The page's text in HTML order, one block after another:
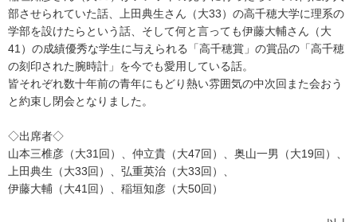
部させられていた話、上田典生さん（大33）の高千穂大学に理系の
学部を設けたらという話、そして何と言っても伊藤大輔さん（大
41）の成績優秀な学生に与えられる「高千穂賞」の賞品の「高千穂
の刻印された腕時計」を今でも愛用している話。
皆それぞれ数十年前の青年にもどり熱い雰囲気の中次回また会おう
と約束し閉会となりました。
◇出席者◇
山本三椎彦（大31回）、仲立貴（大47回）、奥山一男（大19回）、
上田典生（大33回）、弘重英治（大33回）、
伊藤大輔（大41回）、稲垣知彦（大50回）